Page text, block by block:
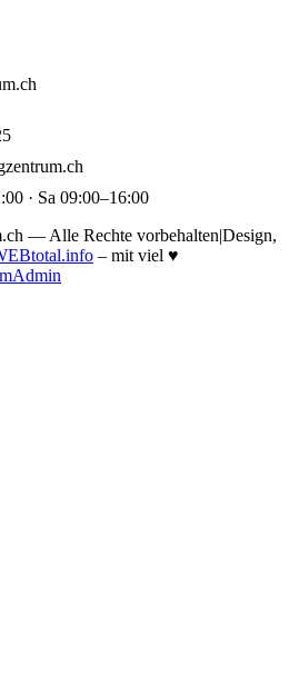
· Sa 09:00–16:00
— Alle Rechte vorbehalten|Design,
– mit viel ♥
Admin